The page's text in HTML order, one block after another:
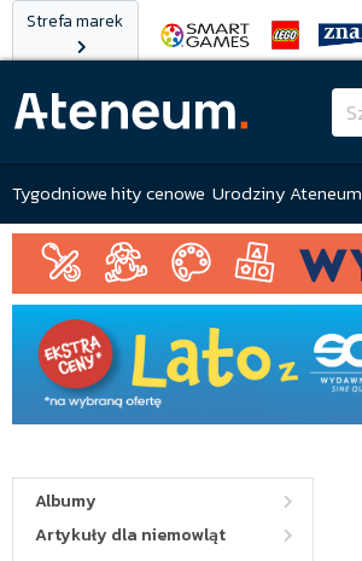
Strefa marek
Tygodniowe hity cenowe Urodziny Ateneum
Albumy
Artykuły dla niemowląt